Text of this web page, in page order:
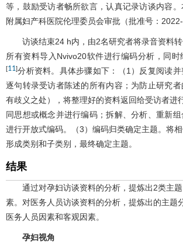
等，鼓励受访者畅所欲言，认真记录访谈内容
附属妇产科医院伦理委员会审批（批准号：2022-
访谈结束24 h内，由2名研究者将录音资料
所有资料导入Nvivo20软件进行编码分析，同
[11]分析资料。具体步骤如下：（1）反复阅读
逐句转录受访者陈述的所有内容；为防止研究
有歧义之处），将整理好的资料返回给受访者进
同思想或概念并进行编码；拆解、分析、重新组
进行开放式编码。（3）编码归类确定主题。将
形成类别和子类别，最终确定主题。
结果
通过对孕妇访谈资料的分析，提炼出2类主
素。对医务人员访谈资料的分析，提炼出的主题
医务人员因素和客观因素。
孕妇视角